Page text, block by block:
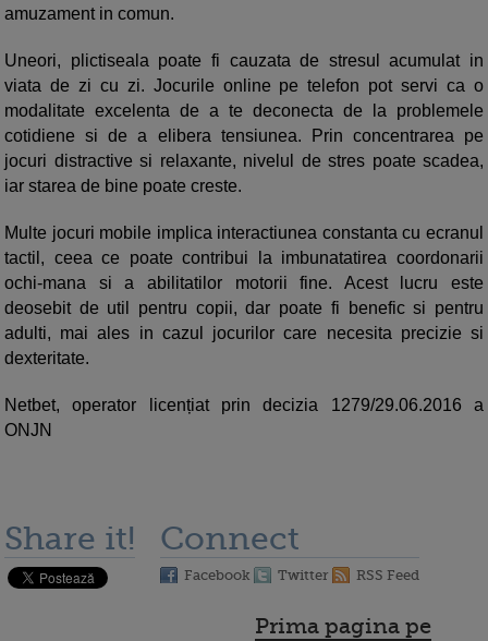
amuzament in comun.
Uneori, plictiseala poate fi cauzata de stresul acumulat in
viata de zi cu zi. Jocurile online pe telefon pot servi ca o
modalitate excelenta de a te deconecta de la problemele
cotidiene si de a elibera tensiunea. Prin concentrarea pe
jocuri distractive si relaxante, nivelul de stres poate scadea,
iar starea de bine poate creste.
Multe jocuri mobile implica interactiunea constanta cu ecranul
tactil, ceea ce poate contribui la imbunatatirea coordonarii
ochi-mana si a abilitatilor motorii fine. Acest lucru este
deosebit de util pentru copii, dar poate fi benefic si pentru
adulti, mai ales in cazul jocurilor care necesita precizie si
dexteritate.
Netbet, operator licențiat prin decizia 1279/29.06.2016 a
ONJN
Share it! Connect
Facebook Twitter RSS Feed
Prima pagina pe